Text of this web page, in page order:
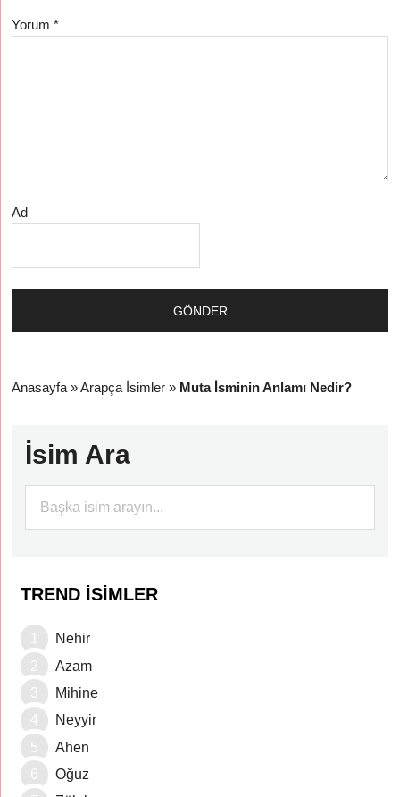
Yorum*
Ad
Anasayfa »Arapça İsimler » Muta İsminin Anlamı Nedir?
İsim Ara
TREND İSIMLER
Nehir
Azam
Mihine
Neyyir
Ahen
Oğuz